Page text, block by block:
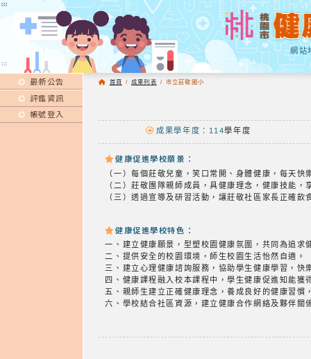
:::
網站
:::
最新公告
評鑑資訊
帳號登入
首頁 / 成果列表 / 市立莊敬國小
成果學年度：114學年度
健康促進學校願景：
（一）每個莊敬兒童，笑口常開、身體健康，每天
（二）莊敬團隊親師成員，具健康理念，健康技能，
（三）透過宣導及研習活動，讓莊敬社區家長正確
健康促進學校特色：
一、建立健康願景，型塑校園健康氛圍，共同為追求
二、提供安全的校園環境，師生校園生活怡然自適。
三、建立心理健康諮詢服務，協助學生健康學習，快
四、健康課程融入校本課程中，學生健康促進知能獲
五、親師生建立正確健康理念，養成良好的健康習慣
六、學校結合社區資源，建立健康合作網絡及夥伴關
:::